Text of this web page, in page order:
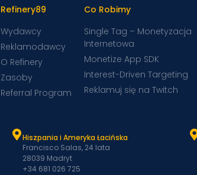
Refinery89
Wydawcy
Reklamodawcy
O Refinery
Zasoby
Referral Program
Co Robimy
Single Tag – Monetyzacja
Internetowa
Monetize App SDK
Interest-Driven Targeting
Reklamuj się na Twitch
Hiszpania i Ameryka Łacińska
Francisco Salas, 24 lata
28039 Madryt
+34 681 026 725